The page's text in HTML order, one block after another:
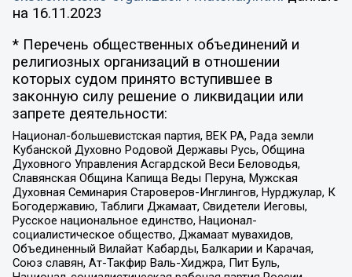
на 16.11.2023
* Перечень общественных объединений и
религиозных организаций в отношении
которых судом принято вступившее в
законную силу решение о ликвидации или
запрете деятельности:
Национал-большевистская партия, ВЕК РА, Рада земли
Кубанской Духовно Родовой Державы Русь, Община
Духовного Управления Асгардской Веси Беловодья,
Славянская Община Капища Веды Перуна, Мужская
Духовная Семинария Староверов-Инглингов, Нурджулар, К
Богодержавию, Таблиги Джамаат, Свидетели Иеговы,
Русское национальное единство, Национал-
социалистическое общество, Джамаат мувахидов,
Объединенный Вилайат Кабарды, Балкарии и Карачая,
Союз славян, Ат-Такфир Валь-Хиджра, Пит Буль,